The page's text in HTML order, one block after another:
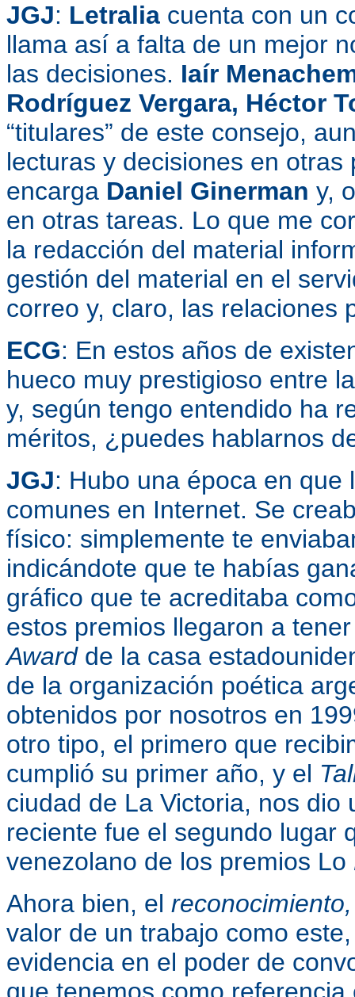
JGJ: Letralia cuenta con un
llama así a falta de un mejor
las decisiones. Iaír
Rodríguez Vergara, Héctor
“titulares” de este consejo,
lecturas y decisiones en
encarga Daniel Ginerman y,
en otras tareas. Lo que me
la redacción del material
gestión del material en el
correo y, claro, las relaciones
ECG: En estos años de
hueco muy prestigioso entre
y, según tengo entendido ha
méritos, ¿puedes hablarnos
JGJ: Hubo una época en que
comunes en Internet. Se
físico: simplemente te
indicándote que te habías
gráfico que te acreditaba
estos premios llegaron a
Awardde la casa
de la organización poética
obtenidos por nosotros en
otro tipo, el primero que
cumplió su primer año, y el
ciudad de La Victoria, nos
reciente fue el segundo lugar
venezolano de los premios Lo
Ahora bien, el reconocimiento,
valor de un trabajo como
evidencia en el poder de